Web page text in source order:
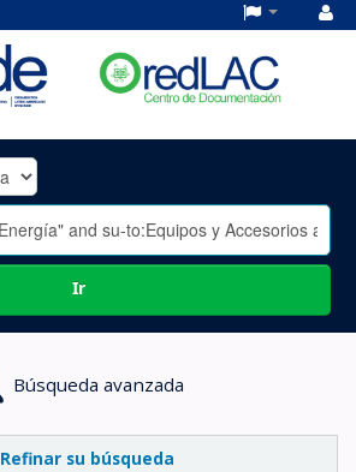
Ir
Búsqueda avanzada
Refinar su búsqueda